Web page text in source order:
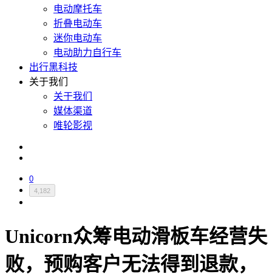
电动摩托车
折叠电动车
迷你电动车
电动助力自行车
出行黑科技
关于我们
关于我们
媒体渠道
唯轮影视
0
4,182
Unicorn众筹电动滑板车经营失
败，预购客户无法得到退款，